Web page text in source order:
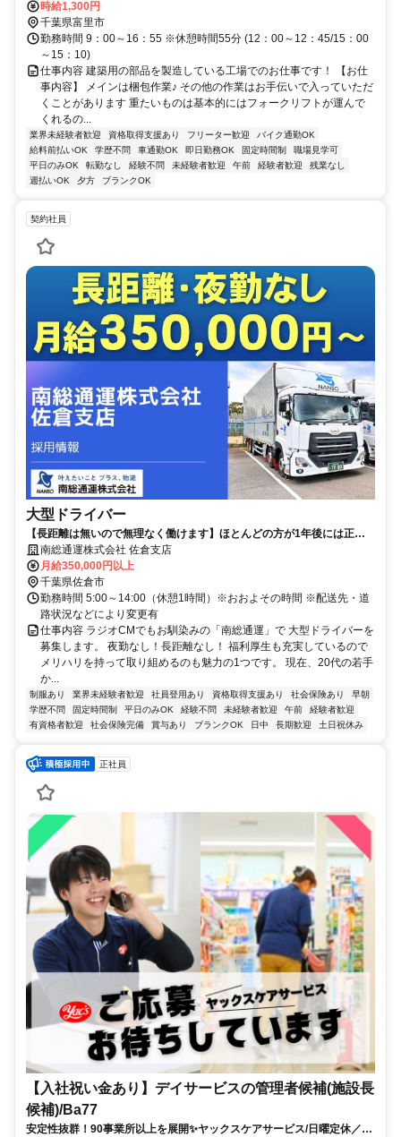
時給1,300円
千葉県富里市
勤務時間 9：00～16：55 ※休憩時間55分 (12：00～12：45/15：00
～15：10)
仕事内容 建築用の部品を製造している工場でのお仕事です！ 【お仕
事内容】 メインは梱包作業♪ その他の作業はお手伝いで入っていただ
くことがあります 重たいものは基本的にはフォークリフトが運んで
くれるの...
業界未経験者歓迎 資格取得支援あり フリーター歓迎
バイク通勤OK
給料前払いOK
学歴不問 車通勤OK 即日勤務OK 固定時間制
職場見学可
平日のみOK
転勤なし 経験不問 未経験者歓迎 午前 経験者歓迎
残業なし
週払いOK
夕方 ブランクOK
契約社員
大型ドライバー
【長距離は無いので無理なく働けます】ほとんどの方が1年後には正社
員へ登用！安心・安定して働けます
南総通運株式会社 佐倉支店
月給350,000円以上
千葉県佐倉市
勤務時間 5:00～14:00（休憩1時間）※おおよその時間 ※配送先・道
路状況などにより変更有
仕事内容 ラジオCMでもお馴染みの「南総通運」で 大型ドライバーを
募集します。 夜勤なし！長距離なし！ 福利厚生も充実しているので
メリハリを持って取り組めるのも魅力の1つです。 現在、20代の若手
か...
制服あり 業界未経験者歓迎 社員登用あり 資格取得支援あり 社会保険あり
早朝
学歴不問
固定時間制 平日のみOK 経験不問 未経験者歓迎 午前
経験者歓迎
有資格者歓迎
社会保険完備 賞与あり ブランクOK 日中 長期歓迎 土日祝休み
正社員
【入社祝い金あり】デイサービスの管理者候補(施設長
候補)/Ba77
安定性抜群！90事業所以上を展開✨ヤックスケアサービス/日曜定休／夜